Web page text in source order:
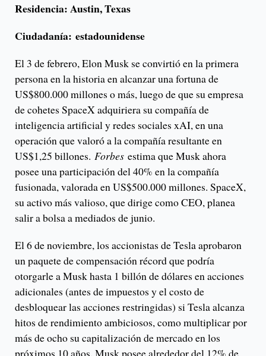
Residencia:Austin, Texas
Ciudadanía: estadounidense
El 3 de febrero, Elon Musk se convirtió en la primera
persona en la historia en alcanzar una fortuna de
US$800.000 millones o más, luego de que su empresa
de cohetes SpaceX adquiriera su compañía de
inteligencia artificial y redes sociales xAI, en una
operación que valoró a la compañía resultante en
US$1,25 billones. Forbes estima que Musk ahora
posee una participación del 40% en la compañía
fusionada, valorada en US$500.000 millones. SpaceX,
su activo más valioso, que dirige como CEO, planea
salir a bolsa a mediados de junio.
El 6 de noviembre, los accionistas de Tesla aprobaron
un paquete de compensación récord que podría
otorgarle a Musk hasta 1 billón de dólares en acciones
adicionales (antes de impuestos y el costo de
desbloquear las acciones restringidas) si Tesla alcanza
hitos de rendimiento ambiciosos, como multiplicar por
más de ocho su capitalización de mercado en los
próximos 10 años. Musk posee alrededor del 12% de